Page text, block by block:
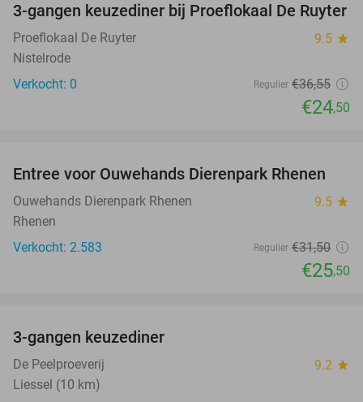
33%
NEW
TODAY
3-gangen keuzediner bij Proeflokaal De Ruyter
Proeflokaal De Ruyter 9.5 star
Nistelrode
Verkocht: 0
Regulier €36,55
€24,50
19%
TODAY
Entree voor Ouwehands Dierenpark Rhenen
Ouwehands Dierenpark Rhenen 9.5 star
Rhenen
Verkocht: 2.583
Regulier €31,50
€25,50
3-gangen keuzediner
De Peelproeverij 9.2 star
Liessel (10 km)